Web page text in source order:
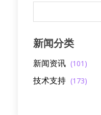
新闻分类
新闻资讯 (101)
技术支持 (173)